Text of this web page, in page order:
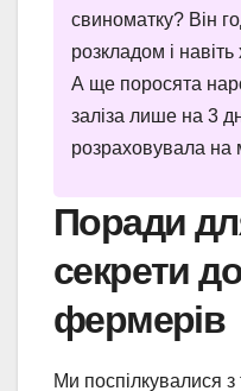
свиноматку? Він
розкладом і
А ще поросята
заліза лише на 3
розраховувала на
Поради
секрети
фермерів
Ми поспілкувалися